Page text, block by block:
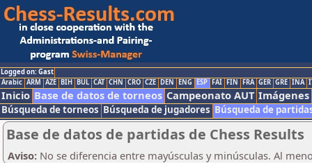
Logged on: Gast
Arabic ARM AZE BIH BUL CAT CHN CRO CZE DEN ENG ESP FAI FIN FRA GER GRE INA
Inicio Base de datos de torneos Campeonato AUT Imágenes
Búsqueda de torneos Búsqueda de jugadores Búsqueda de
Base de datos de partidas de Chess Results
Aviso: No se diferencia entre mayúsculas y minúsculas. Al